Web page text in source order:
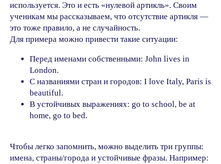
используется. Это и есть «нулевой артикль». Своим
ученикам мы рассказываем, что отсутствие артикля —
это тоже правило, а не случайность.
Для примера можно привести такие ситуации:
Перед именами собственными: John lives in
London.
С названиями стран и городов: I love Italy, Paris is
beautiful.
В устойчивых выражениях: go to school, be at
home, go to bed.
Чтобы легко запомнить, можно выделить три группы:
имена, страны/города и устойчивые фразы. Например: